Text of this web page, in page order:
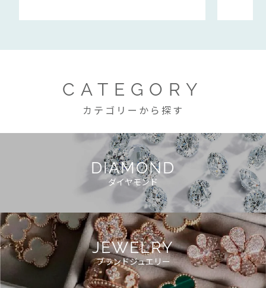
CATEGORY
カテゴリーから探す
DIAMOND
ダイヤモンド
JEWELRY
ブランドジュエリー